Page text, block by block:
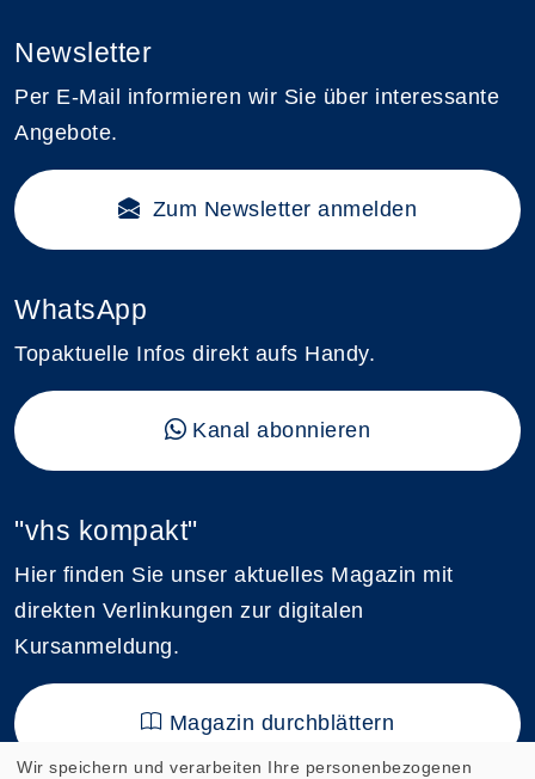
Newsletter
Per E-Mail informieren wir Sie über interessante
Angebote.
Zum Newsletter anmelden
WhatsApp
Topaktuelle Infos direkt aufs Handy.
Kanal abonnieren
"vhs kompakt"
Hier finden Sie unser aktuelles Magazin mit
direkten Verlinkungen zur digitalen
Kursanmeldung.
Magazin durchblättern
Wir speichern und verarbeiten Ihre personenbezogenen